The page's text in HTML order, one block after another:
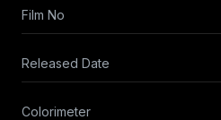
Film No
Released Date
Colorimeter